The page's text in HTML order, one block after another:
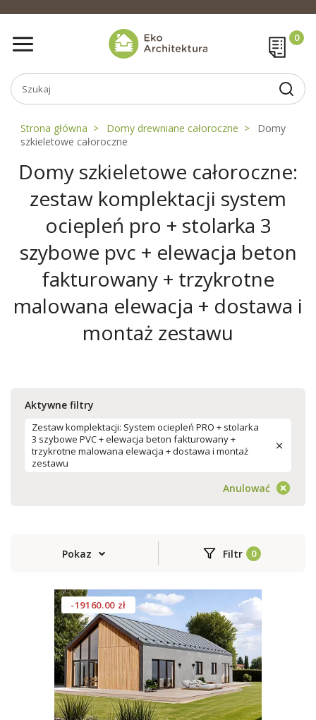
Strona główna Domy drewniane całoroczne
Domy
szkieletowe całoroczne
Domy szkieletowe całoroczne:
zestaw komplektacji system
ociepleń pro + stolarka 3
szybowe pvc + elewacja beton
fakturowany + trzykrotne
malowana elewacja + dostawa i
montaż zestawu
Aktywne filtry
Zestaw komplektacji: System ociepleń PRO + stolarka
3 szybowe PVC + elewacja beton fakturowany +
trzykrotne malowana elewacja + dostawa i montaż
zestawu
Anulować
Pokaz Filtr
-19160.00 zł